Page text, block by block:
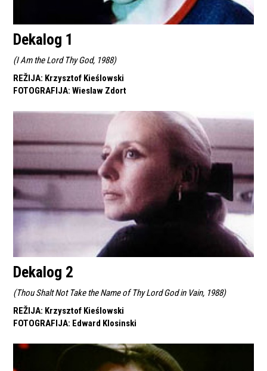
Dekalog 1
(I Am the Lord Thy God, 1988)
REŽIJA: Krzysztof Kieślowski
FOTOGRAFIJA: Wieslaw Zdort
Dekalog 2
(Thou Shalt Not Take the Name of Thy Lord God in Vain, 1988)
REŽIJA: Krzysztof Kieślowski
FOTOGRAFIJA: Edward Klosinski